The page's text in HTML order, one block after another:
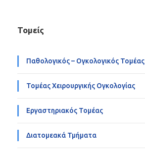
Τομείς
Παθολογικός – Ογκολογικός Τομέας
Τομέας Χειρουργικής Ογκολογίας
Εργαστηριακός Τομέας
Διατομεακά Τμήματα